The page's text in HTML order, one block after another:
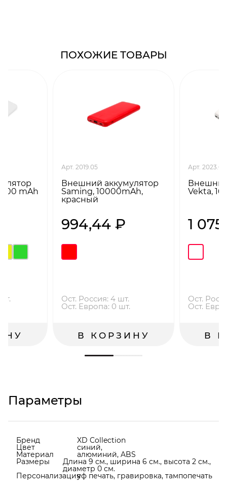
ПОХОЖИЕ ТОВАРЫ
mAh
Арт. 2019.05
Внешний аккумулятор
Saming, 10000mAh,
красный
994,44 ₽
Ост. Россия: 4 шт.
Ост. Европа: 0 шт.
В КОРЗИНУ
Арт. 2023.01
Vekta,
1
Ост.
Ост.
В
Параметры
Бренд XD Collection
Цвет синий,
Материал алюминий, ABS
Размеры Длина 9 см., ширина 6 см., высота 2 см.,
диаметр 0 см.
Персонализацияуф печать, гравировка, тампопечать